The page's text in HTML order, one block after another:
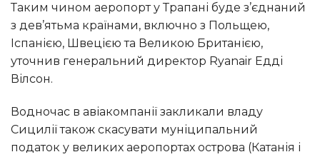
Таким чином аеропорт у Трапані буде з’єднаний
з дев’ятьма країнами, включно з Польщею,
Іспанією, Швецією та Великою Британією,
уточнив генеральний директор Ryanair Едді
Вілсон.
Водночас в авіакомпанії закликали владу
Сицилії також скасувати муніципальний
податок у великих аеропортах острова (Катанія і